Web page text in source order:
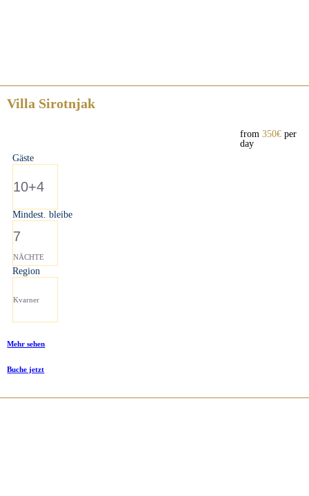
Villa Sirotnjak
from 350€per
day
Gäste
10+4
Mindest. bleibe
7
NÄCHTE
Region
Kvarner
Mehr sehen
Buche jetzt